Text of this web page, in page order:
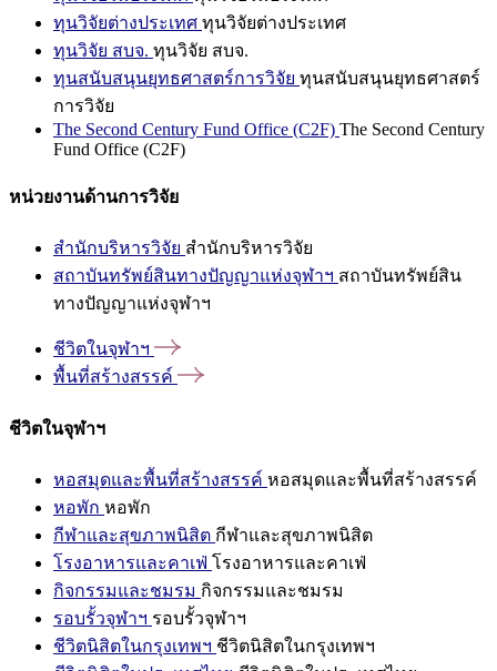
ทุนวิจัยต่างประเทศ ทุนวิจัยต่างประเทศ
ทุนวิจัย สบจ. ทุนวิจัย สบจ.
ทุนสนับสนุนยุทธศาสตร์การวิจัย ทุนสนับสนุนยุทธศาสตร์
การวิจัย
The Second Century Fund Office (C2F) The Second Century
Fund Office (C2F)
หน่วยงานด้านการวิจัย
สำนักบริหารวิจัย สำนักบริหารวิจัย
สถาบันทรัพย์สินทางปัญญาแห่งจุฬาฯ สถาบันทรัพย์สิน
ทางปัญญาแห่งจุฬาฯ
ชีวิตในจุฬาฯ
พื้นที่สร้างสรรค์
ชีวิตในจุฬาฯ
หอสมุดและพื้นที่สร้างสรรค์ หอสมุดและพื้นที่สร้างสรรค์
หอพัก หอพัก
กีฬาและสุขภาพนิสิต กีฬาและสุขภาพนิสิต
โรงอาหารและคาเฟ่ โรงอาหารและคาเฟ่
กิจกรรมและชมรม กิจกรรมและชมรม
รอบรั้วจุฬาฯ รอบรั้วจุฬาฯ
ชีวิตนิสิตในกรุงเทพฯ ชีวิตนิสิตในกรุงเทพฯ